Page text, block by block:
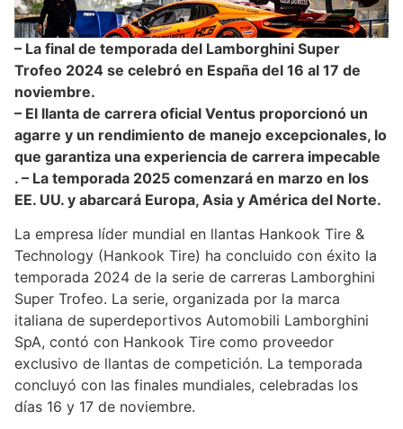
– La final de temporada del Lamborghini Super
Trofeo 2024 se celebró en España del 16 al 17 de
noviembre.
– El llanta de carrera oficial Ventus proporcionó un
agarre y un rendimiento de manejo excepcionales, lo
que garantiza una experiencia de carrera impecable
. – La temporada 2025 comenzará en marzo en los
EE. UU. y abarcará Europa, Asia y América del Norte.
La empresa líder mundial en llantas Hankook Tire &
Technology (Hankook Tire) ha concluido con éxito la
temporada 2024 de la serie de carreras Lamborghini
Super Trofeo. La serie, organizada por la marca
italiana de superdeportivos Automobili Lamborghini
SpA, contó con Hankook Tire como proveedor
exclusivo de llantas de competición. La temporada
concluyó con las finales mundiales, celebradas los
días 16 y 17 de noviembre.